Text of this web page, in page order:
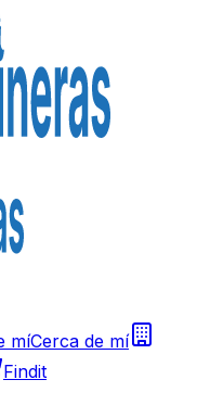
míCerca de mí
Findit